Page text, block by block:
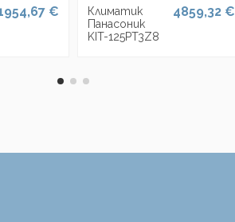
€
Климатик
Панасоник
KIT-125PT3Z8
4859,32 €